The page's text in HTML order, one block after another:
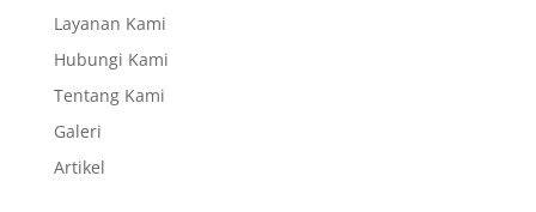
Layanan Kami
Hubungi Kami
Tentang Kami
Galeri
Artikel